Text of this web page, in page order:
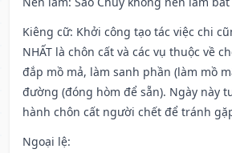
Kiêng cữ: Khởi công tạo tác việc chi
NHẤT là chôn cất và các vụ thuộc về
đắp mồ mả, làm sanh phần (làm mồ
đường (đóng hòm để sẵn). Ngày này
hành chôn cất người chết để tránh
Ngoại lệ: